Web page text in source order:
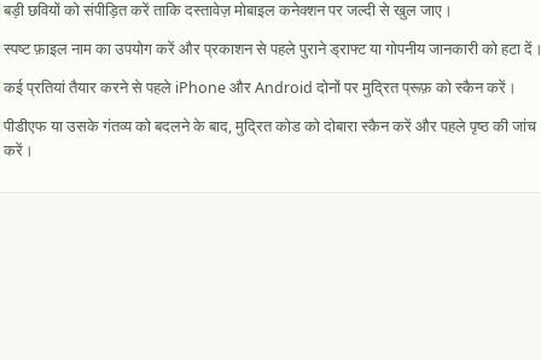
बड़ी छवियों को संपीड़ित करें ताकि दस्तावेज़ मोबाइल कनेक्शन पर जल्दी से खुल जाए।
स्पष्ट फ़ाइल नाम का उपयोग करें और प्रकाशन से पहले पुराने ड्राफ्ट या गोपनीय जानकारी को हटा दें।
कई प्रतियां तैयार करने से पहले iPhone और Android दोनों पर मुद्रित प्रूफ़ को स्कैन करें।
पीडीएफ या उसके गंतव्य को बदलने के बाद, मुद्रित कोड को दोबारा स्कैन करें और पहले पृष्ठ की जांच
करें।